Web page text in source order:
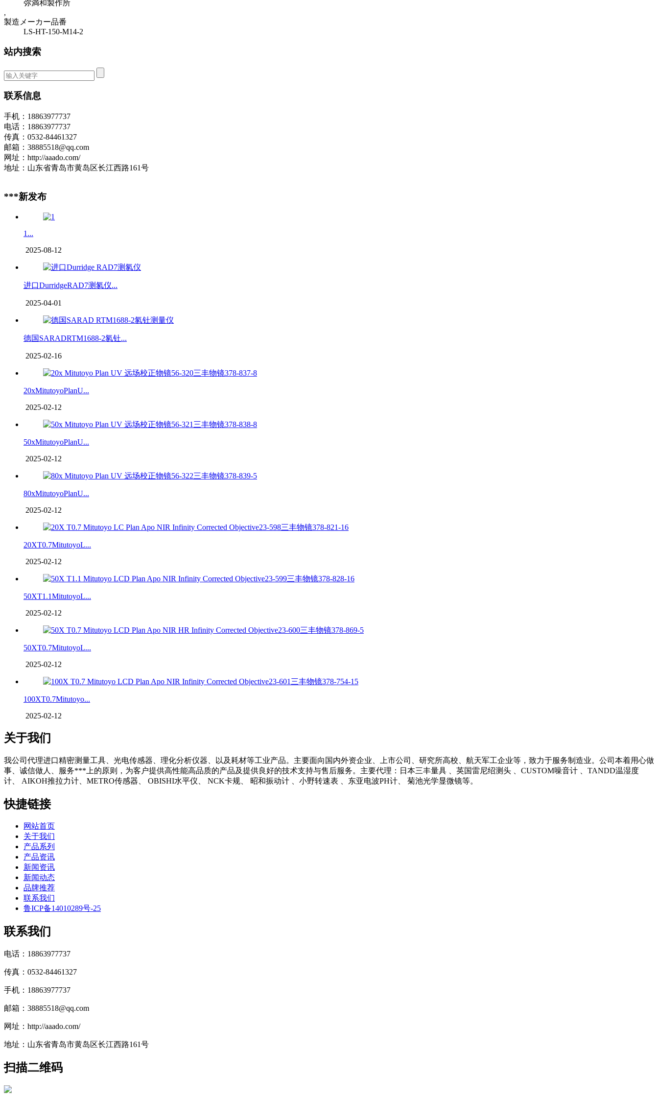
弥満和製作所
,
製造メーカー品番
LS-HT-150-M14-2
站内搜索
联系信息
手机：18863977737
电话：18863977737
传真：0532-84461327
邮箱：38885518@qq.com
网址：http://aaado.com/
地址：山东省青岛市黄岛区长江西路161号
***新发布
1...
2025-08-12
进口DurridgeRAD7测氡仪...
2025-04-01
德国SARADRTM1688-2氡钍...
2025-02-16
20xMitutoyoPlanU...
2025-02-12
50xMitutoyoPlanU...
2025-02-12
80xMitutoyoPlanU...
2025-02-12
20XT0.7MitutoyoL...
2025-02-12
50XT1.1MitutoyoL...
2025-02-12
50XT0.7MitutoyoL...
2025-02-12
100XT0.7Mitutoyo...
2025-02-12
关于我们
我公司代理进口精密测量工具、光电传感器、理化分析仪器、以及耗材等工业产品。主要面向国内外资企业、上市公司、研究所高校、航天军工企业等，致力于服务制造业。公司本着用心做
事、诚信做人、服务***上的原则，为客户提供高性能高品质的产品及提供良好的技术支持与售后服务。主要代理：日本三丰量具 、英国雷尼绍测头 、CUSTOM噪音计 、TANDD温湿度
计、 AIKOH推拉力计、METRO传感器、 OBISHI水平仪、 NCK卡规、 昭和振动计 、小野转速表 、东亚电波PH计、 菊池光学显微镜等。
快捷链接
网站首页
关于我们
产品系列
产品资讯
新闻资讯
新闻动态
品牌推荐
联系我们
鲁ICP备14010289号-25
联系我们
电话：18863977737
传真：0532-84461327
手机：18863977737
邮箱：38885518@qq.com
网址：http://aaado.com/
地址：山东省青岛市黄岛区长江西路161号
扫描二维码